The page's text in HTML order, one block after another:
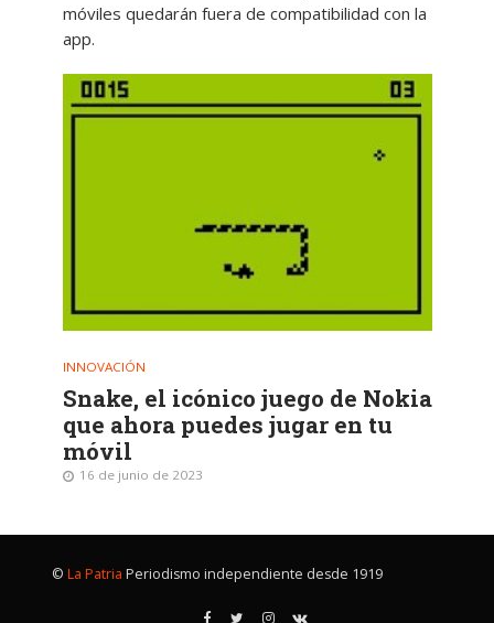
móviles quedarán fuera de compatibilidad con la
app.
INNOVACIÓN
Snake, el icónico juego de Nokia
que ahora puedes jugar en tu
móvil
16 de junio de 2023
© La Patria Periodismo independiente desde 1919